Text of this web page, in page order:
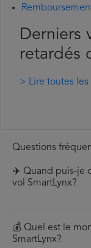
Derniers
retardés
> Lire toutes
Questions
✈️ Quand puis-je
vol SmartLynx?
💰 Quel est le
SmartLynx?